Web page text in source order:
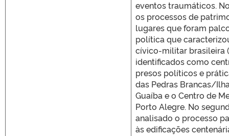
eventos traumáticos.
os processos de
lugares que foram
política que
cívico-militar brasileira
identificados como
presos políticos e
das Pedras Brancas/
Guaíba e o Centro de
Porto Alegre. No
analisado o processo
às edificações